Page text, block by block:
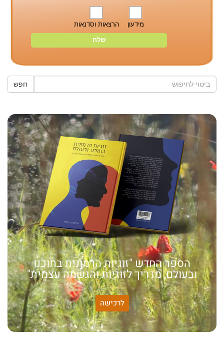
מידעון הרצאות וסדנאות
חפש
הספר החדש "זוגיות הרמונית בתוכנו
ובעולם, מדריך לזוגיות והגשמה עצמית"
לרכישה
האמונה שלי: